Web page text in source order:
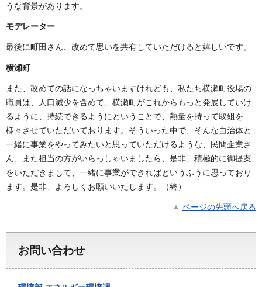
うな背景があります。
モデレーター
最後に町田さん、改めて思いを共有していただけると嬉しいです。
横瀬町
また、改めての話になっちゃいますけれども、私たち横瀬町役場の
職員は、人口減少を含めて、横瀬町がこれからもっと発展していけ
るように、持続できるようにということで、熱量を持って取組を
様々させていただいております。そういった中で、そんな自治体と
一緒に事業をやってみたいと思っていただけるような、民間企業さ
ん、また担当の方がいらっしゃいましたら、是非、積極的に御提案
をいただきまして、一緒に事業ができればというふうに思っており
ます。是非、よろしくお願いいたします。（終）
ページの先頭へ戻る
お問い合わせ